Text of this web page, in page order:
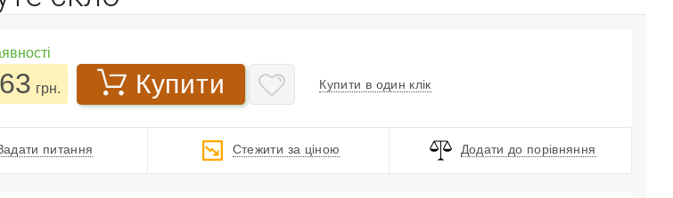
грн. Купити Купити в один клік
питання Стежити за ціною Додати до порівняння